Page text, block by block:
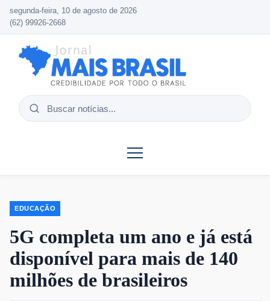
segunda-feira, 10 de agosto de 2026
(62) 99926-2668
Buscar
EDUCAÇÃO
5G completa um ano e já está
disponível para mais de 140
milhões de brasileiros